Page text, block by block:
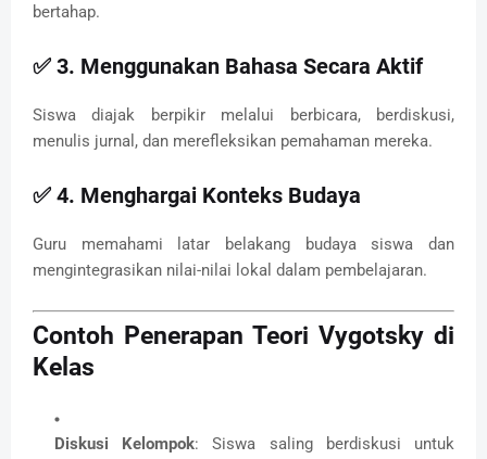
bertahap.
✅ 3. Menggunakan Bahasa Secara Aktif
Siswa diajak berpikir melalui berbicara, berdiskusi,
menulis jurnal, dan merefleksikan pemahaman mereka.
✅ 4. Menghargai Konteks Budaya
Guru memahami latar belakang budaya siswa dan
mengintegrasikan nilai-nilai lokal dalam pembelajaran.
Contoh Penerapan Teori Vygotsky di
Kelas
Diskusi Kelompok: Siswa saling berdiskusi untuk